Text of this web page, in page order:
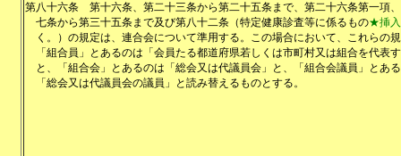
第八十六条
第十六条、第二十三条から第二十五条まで、第二十六条第一項
七条から第三十五条まで及び第八十二条（特定健康診査等に係るもの★挿
く。）の規定は、連合会について準用する。この場合において、これらの
「組合員」とあるのは「会員たる都道府県若しくは市町村又は組合を代表
と、「組合会」とあるのは「総会又は代議員会」と、「組合会議員」とあ
「総会又は代議員会の議員」と読み替えるものとする。